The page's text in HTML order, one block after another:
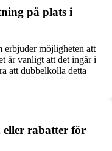
på plats i
erbjuder möjligheten att
är vanligt att det ingår i
att dubbelkolla detta
eller rabatter för